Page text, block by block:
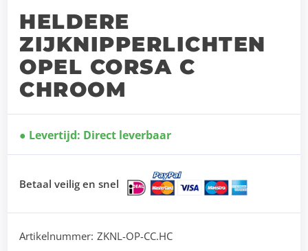
HELDERE
ZIJKNIPPERLICHTEN
OPEL CORSA C
CHROOM
Levertijd: Direct leverbaar
Betaal veilig en snel
Artikelnummer: ZKNL-OP-CC.HC